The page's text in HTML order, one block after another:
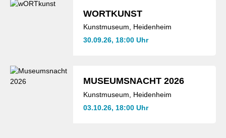
WORTKUNST
Kunstmuseum, Heidenheim
30.09.26, 18:00 Uhr
MUSEUMSNACHT 2026
Kunstmuseum, Heidenheim
03.10.26, 18:00 Uhr